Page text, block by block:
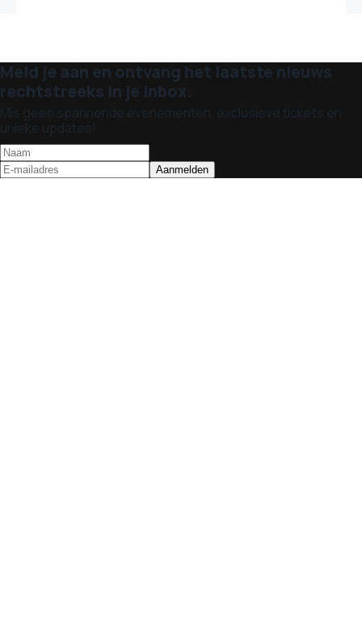
Meld je aan en ontvang het laatste nieuws
rechtstreeks in je inbox.
Mis geen spannende evenementen, exclusieve tickets en
unieke updates!